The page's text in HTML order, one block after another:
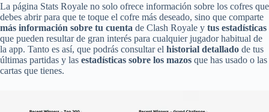
La página Stats Royale no solo ofrece información sobre los cofres que
debes abrir para que te toque el cofre más deseado, sino que comparte
más información sobre tu cuenta de Clash Royale y tus estadísticas
que pueden resultar de gran interés para cualquier jugador habitual de
la app. Tanto es así, que podrás consultar el historial detallado de tus
últimas partidas y las estadísticas sobre los mazos que has usado o las
cartas que tienes.